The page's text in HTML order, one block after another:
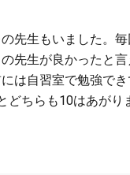
先生もいました。
先生が良かったと
は自習室で勉強で
ちらも10はあが